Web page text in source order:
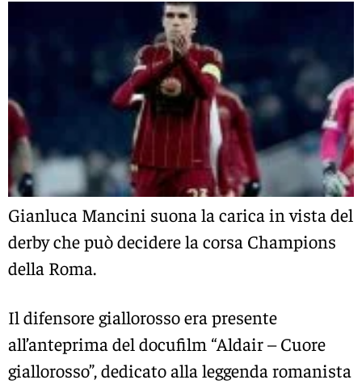
Gianluca Mancini suona la carica in vista del
derby che può decidere la corsa Champions
della Roma.
Il difensore giallorosso era presente
all’anteprima del docufilm “Aldair – Cuore
giallorosso”, dedicato alla leggenda romanista